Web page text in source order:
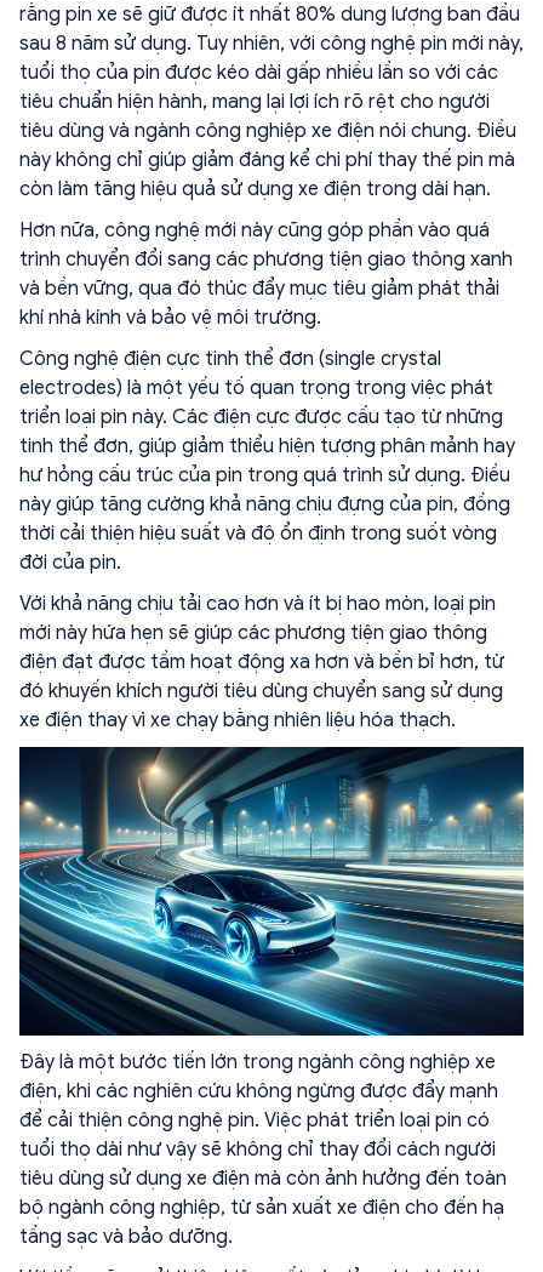
rằng pin xe sẽ giữ được ít nhất 80% dung lượng ban đầu
sau 8 năm sử dụng. Tuy nhiên, với công nghệ pin mới này,
tuổi thọ của pin được kéo dài gấp nhiều lần so với các
tiêu chuẩn hiện hành, mang lại lợi ích rõ rệt cho người
tiêu dùng và ngành công nghiệp xe điện nói chung. Điều
này không chỉ giúp giảm đáng kể chi phí thay thế pin mà
còn làm tăng hiệu quả sử dụng xe điện trong dài hạn.
Hơn nữa, công nghệ mới này cũng góp phần vào quá
trình chuyển đổi sang các phương tiện giao thông xanh
và bền vững, qua đó thúc đẩy mục tiêu giảm phát thải
khí nhà kính và bảo vệ môi trường.
Công nghệ điện cực tinh thể đơn (single crystal
electrodes) là một yếu tố quan trọng trong việc phát
triển loại pin này. Các điện cực được cấu tạo từ những
tinh thể đơn, giúp giảm thiểu hiện tượng phân mảnh hay
hư hỏng cấu trúc của pin trong quá trình sử dụng. Điều
này giúp tăng cường khả năng chịu đựng của pin, đồng
thời cải thiện hiệu suất và độ ổn định trong suốt vòng
đời của pin.
Với khả năng chịu tải cao hơn và ít bị hao mòn, loại pin
mới này hứa hẹn sẽ giúp các phương tiện giao thông
điện đạt được tầm hoạt động xa hơn và bền bỉ hơn, từ
đó khuyến khích người tiêu dùng chuyển sang sử dụng
xe điện thay vì xe chạy bằng nhiên liệu hóa thạch.
Đây là một bước tiến lớn trong ngành công nghiệp xe
điện, khi các nghiên cứu không ngừng được đẩy mạnh
để cải thiện công nghệ pin. Việc phát triển loại pin có
tuổi thọ dài như vậy sẽ không chỉ thay đổi cách người
tiêu dùng sử dụng xe điện mà còn ảnh hưởng đến toàn
bộ ngành công nghiệp, từ sản xuất xe điện cho đến hạ
tầng sạc và bảo dưỡng.